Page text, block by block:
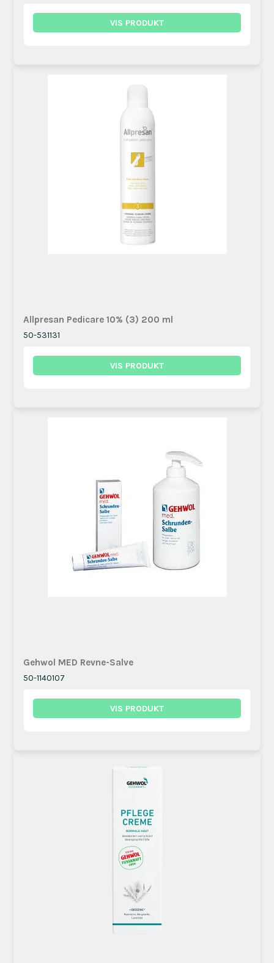
VIS PRODUKT
Allpresan Pedicare 10% (3) 200 ml
50-531131
VIS PRODUKT
Gehwol MED Revne-Salve
50-1140107
VIS PRODUKT